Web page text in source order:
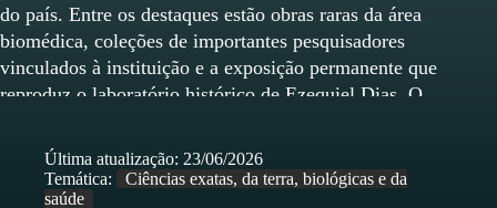
do país. Entre os destaques estão obras raras da área
biomédica, coleções de importantes pesquisadores
vinculados à instituição e a exposição permanente que
reproduz o laboratório histórico de Ezequiel Dias. O
saúde pública mineira, promovendo o acesso à
informação, o apoio à pesquisa e a valorização da
memória institucional por meio da guarda,
Última atualização: 23/06/2026
Temática:
Ciências exatas, da terra, biológicas e da
saúde